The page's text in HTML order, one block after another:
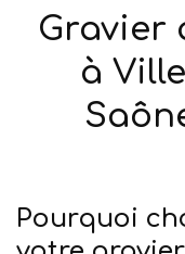
Gravier
à
Pourquoi